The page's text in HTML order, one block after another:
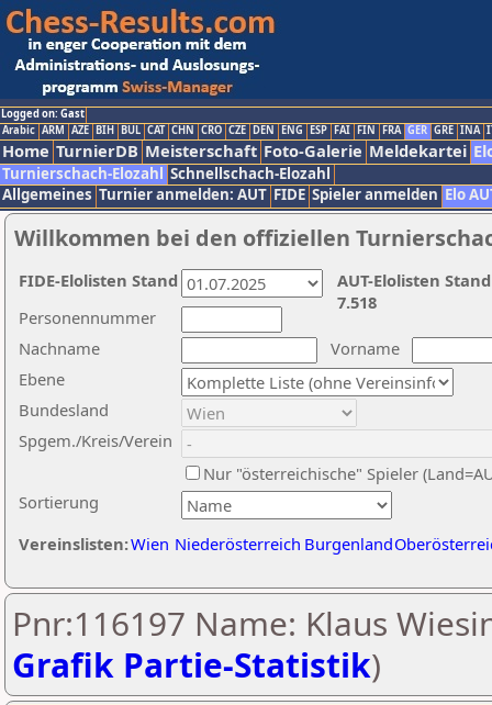
Logged on: Gast
Arabic ARM AZE BIH BUL CAT CHN CRO CZE DEN ENG ESP FAI FIN FRA GER GRE INA
Home TurnierDB Meisterschaft Foto-Galerie Meldekartei
Turnierschach-Elozahl Schnellschach-Elozahl
Allgemeines Turnier anmelden: AUT FIDE Spieler anmelden Elo
Willkommen bei den offiziellen
Nachname
Vorname
Ebene
Sortierung
Personennummer
Bundesland
Spgem./Kreis/Verein
Nur "österreichische" Spieler
Vereinslisten:Wien Niederösterreich Burgenland
AUT-Elolisten
7.518
FIDE-Elolisten Stand
Pnr:116197 Name: Klaus
Grafik Partie-Statistik)